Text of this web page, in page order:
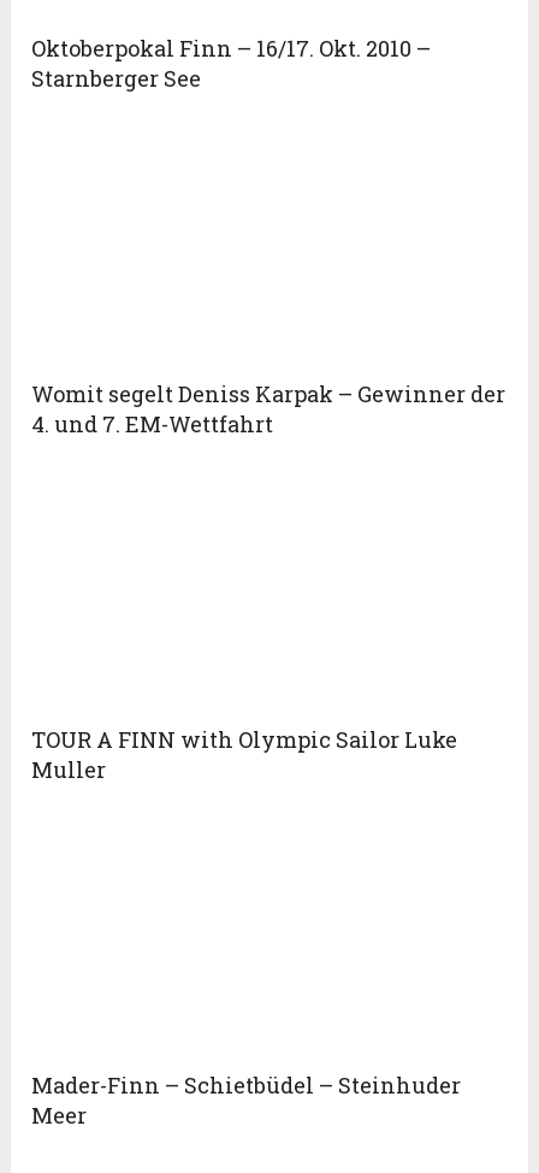
Oktoberpokal Finn – 16/17. Okt. 2010 –
Starnberger See
Womit segelt Deniss Karpak – Gewinner der
4. und 7. EM-Wettfahrt
TOUR A FINN with Olympic Sailor Luke
Muller
Mader-Finn – Schietbüdel – Steinhuder
Meer